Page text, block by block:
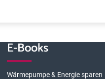
E-Books
Wärmepumpe & Energie sparen